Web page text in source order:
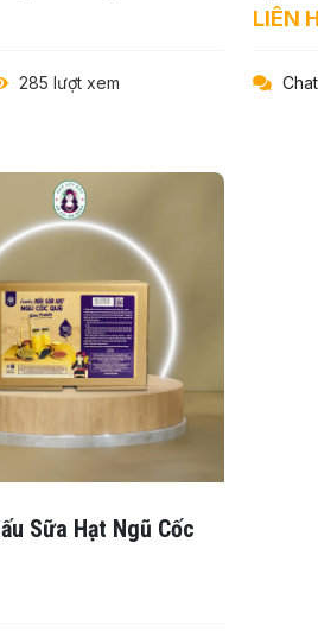
285 lượt xem
LIÊN
Chat
Sữa Hạt Ngũ Cốc